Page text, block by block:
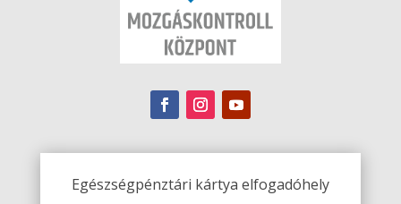
Egészségpénztári kártya elfogadóhely